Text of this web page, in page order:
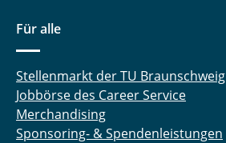
Für alle
Stellenmarkt der TU Braunschweig
Jobbörse des Career Service
Merchandising
Sponsoring- & Spendenleistungen